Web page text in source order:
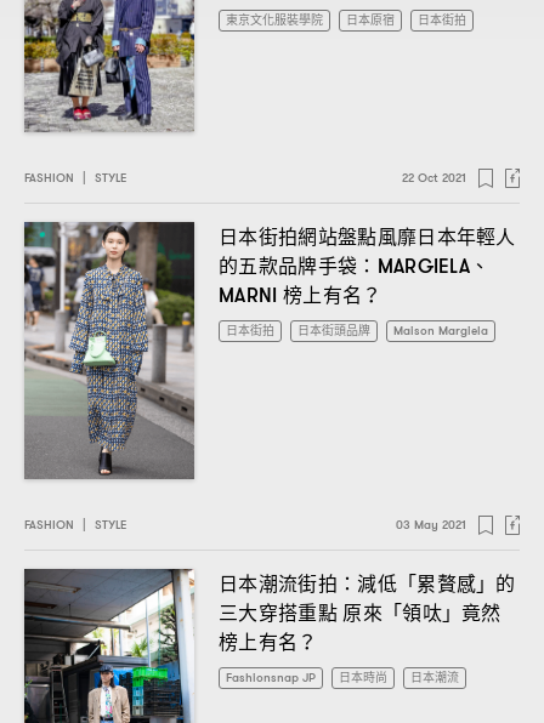
東京文化服裝學院 日本原宿 日本街拍
FASHION STYLE 22 Oct 2021
日本街拍網站盤點風靡日本年輕人
的五款品牌手袋 ：MARGIELA 、
MARNI 榜上有名 ？
日本街拍 日本街頭品牌 Maison Margiela
FASHION STYLE 03 May 2021
日本潮流街拍 ：減低「累贅感」的
三大穿搭重點 原來「領呔」竟然
榜上有名 ？
Fashionsnap JP 日本時尚 日本潮流